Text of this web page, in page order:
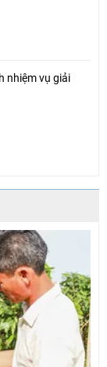
nhiệm vụ giải